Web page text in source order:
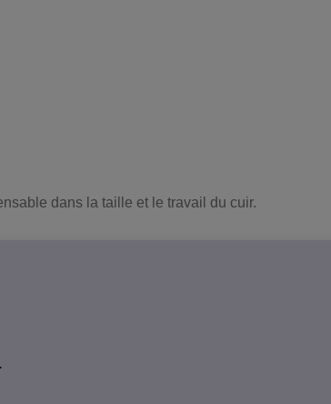
dans la taille et le travail du cuir.